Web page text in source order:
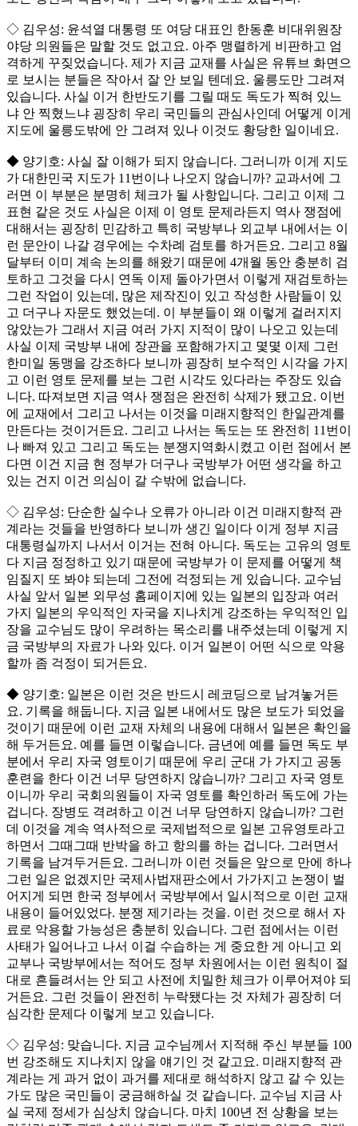
◇ 김우성: 윤석열 대통령 또 여당 대표인 한동훈 비대위원장
야당 의원들은 말할 것도 없고요. 아주 맹렬하게 비판하고 엄
격하게 꾸짖었습니다. 제가 지금 교재를 사실은 유튜브 화면으
로 보시는 분들은 작아서 잘 안 보일 텐데요. 울릉도만 그려져
있습니다. 사실 이거 한반도기를 그릴 때도 독도가 찍혀 있느
냐 안 찍혔느냐 굉장히 우리 국민들의 관심사인데 어떻게 이게
지도에 울릉도밖에 안 그려져 있나 이것도 황당한 일이네요.
◆ 양기호: 사실 잘 이해가 되지 않습니다. 그러니까 이게 지도
가 대한민국 지도가 11번이나 나오지 않습니까? 교과서에 그
러면 이 부분은 분명히 체크가 될 사항입니다. 그리고 이제 그
표현 같은 것도 사실은 이제 이 영토 문제라든지 역사 쟁점에
대해서는 굉장히 민감하고 특히 국방부나 외교부 내에서는 이
런 문안이 나갈 경우에는 수차례 검토를 하거든요. 그리고 8월
달부터 이미 계속 논의를 해왔기 때문에 4개월 동안 충분히 검
토하고 그것을 다시 연독 이제 돌아가면서 이렇게 재검토하는
그런 작업이 있는데, 많은 제작진이 있고 작성한 사람들이 있
고 더구나 자문도 했었는데. 이 부분들이 왜 이렇게 걸러지지
않았는가 그래서 지금 여러 가지 지적이 많이 나오고 있는데
사실 이제 국방부 내에 장관을 포함해가지고 몇몇 이제 그런
한미일 동맹을 강조하다 보니까 굉장히 보수적인 시각을 가지
고 이런 영토 문제를 보는 그런 시각도 있다라는 주장도 있습
니다. 따져보면 지금 역사 쟁점은 완전히 삭제가 됐고요. 이번
에 교재에서 그리고 나서는 이것을 미래지향적인 한일관계를
만든다는 것이거든요. 그리고 나서는 독도는 또 완전히 11번이
나 빠져 있고 그리고 독도는 분쟁지역화시켰고 이런 점에서 본
다면 이건 지금 현 정부가 더구나 국방부가 어떤 생각을 하고
있는 건지 이건 의심이 갈 수밖에 없습니다.
◇ 김우성: 단순한 실수나 오류가 아니라 이건 미래지향적 관
계라는 것들을 반영하다 보니까 생긴 일이다 이게 정부 지금
대통령실까지 나서서 이거는 전혀 아니다. 독도는 고유의 영토
다 지금 정정하고 있기 때문에 국방부가 이 문제를 어떻게 책
임질지 또 봐야 되는데 그전에 걱정되는 게 있습니다. 교수님
사실 앞서 일본 외무성 홈페이지에 있는 일본의 입장과 여러
가지 일본의 우익적인 자국을 지나치게 강조하는 우익적인 입
장을 교수님도 많이 우려하는 목소리를 내주셨는데 이렇게 지
금 국방부의 자료가 나와 있다. 이거 일본이 어떤 식으로 악용
할까 좀 걱정이 되거든요.
◆ 양기호: 일본은 이런 것은 반드시 레코딩으로 남겨놓거든
요. 기록을 해둡니다. 지금 일본 내에서도 많은 보도가 되었을
것이기 때문에 이런 교재 자체의 내용에 대해서 일본은 확인을
해 두거든요. 예를 들면 이렇습니다. 금년에 예를 들면 독도 부
분에서 우리 자국 영토이기 때문에 우리 군대 가 가지고 공동
훈련을 한다 이건 너무 당연하지 않습니까? 그리고 자국 영토
이니까 우리 국회의원들이 자국 영토를 확인하러 독도에 가는
겁니다. 장병도 격려하고 이건 너무 당연하지 않습니까? 그런
데 이것을 계속 역사적으로 국제법적으로 일본 고유영토라고
하면서 그때그때 반박을 하고 항의를 하는 겁니다. 그러면서
기록을 남겨두거든요. 그러니까 이런 것들은 앞으로 만에 하나
그런 일은 없겠지만 국제사법재판소에서 가가지고 논쟁이 벌
어지게 되면 한국 정부에서 국방부에서 일시적으로 이런 교재
내용이 들어있었다. 분쟁 제기라는 것을. 이런 것으로 해서 자
료로 악용할 가능성은 충분히 있습니다. 그런 점에서는 이런
사태가 일어나고 나서 이걸 수습하는 게 중요한 게 아니고 외
교부나 국방부에서는 적어도 정부 차원에서는 이런 원칙이 절
대로 흔들려서는 안 되고 사전에 치밀한 체크가 이루어져야 되
거든요. 그런 것들이 완전히 누락됐다는 것 자체가 굉장히 더
심각한 문제다 이렇게 보고 있습니다.
◇ 김우성: 맞습니다. 지금 교수님께서 지적해 주신 부분들 100
번 강조해도 지나치지 않을 얘기인 것 같고요. 미래지향적 관
계라는 게 과거 없이 과거를 제대로 해석하지 않고 갈 수 있는
가도 많은 국민들이 궁금해하실 것 같습니다. 교수님 지금 사
실 국제 정세가 심상치 않습니다. 마치 100년 전 상황을 보는